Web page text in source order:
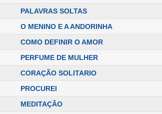
PALAVRAS SOLTAS
O MENINO E A ANDORINHA
COMO DEFINIR O AMOR
PERFUME DE MULHER
CORAÇÃO SOLITARIO
PROCUREI
MEDITAÇÃO